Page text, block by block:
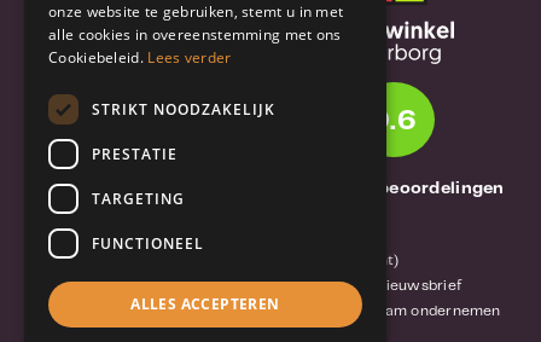
Bestel- en
verzendinformatie
Garantie en reparatie
Annuleren of retourneren
Over TrueBase
9.6
1261 Thuisbeoordelingen
Over TrueBase
Privacy en voorwaarden (consument)
Algemene voorwaarden (zakelijk)
Blog en nieuwsbrief
Reviews van klanten
Mobile-Harddisk.nl Duurzaam ondernemen
onze website te gebruiken, stemt u in met
alle cookies in overeenstemming met ons
Cookiebeleid. Lees verder
STRIKT NOODZAKELIJK
PRESTATIE
TARGETING
FUNCTIONEEL
ALLES ACCEPTEREN